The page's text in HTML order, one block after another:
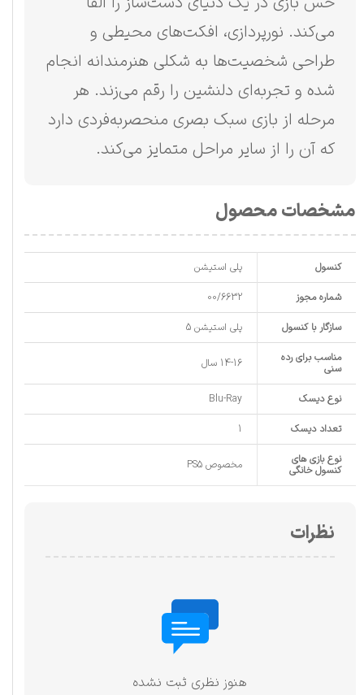
مشخصات محصول
کنسول پلی استیشن
شماره مجوز 00/6632
سازگار با کنسول پلی استیشن 5
مناسب برای رده
سنی 14-16 سال
نوع دیسک Blu-Ray
تعداد دیسک 1
نوع بازی های
کنسول خانگی مخصوص PS5
می‌کند. نورپردازی، افکت‌های محیطی و
طراحی شخصیت‌ها به شکلی هنرمندانه انجام
شده و تجربه‌ای دلنشین را رقم می‌زند. هر
مرحله از بازی سبک بصری منحصر‌به‌فردی دارد
که آن را از سایر مراحل متمایز می‌کند.
نظرات
هنوز نظری ثبت نشده